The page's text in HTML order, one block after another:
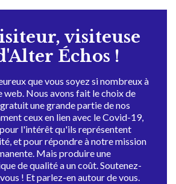
visiteuse
Échos !
que vous soyez si nombreux à
web. Nous avons fait le choix de
une grande partie de nos
ceux en lien avec le Covid-19,
l'intérêt qu'ils représentent
et pour répondre à notre mission
Mais produire une
de qualité a un coût. Soutenez-
! Et parlez-en autour de vous.